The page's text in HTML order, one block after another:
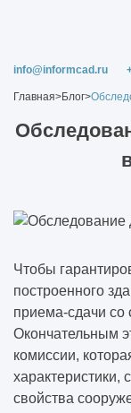
info@informcad.ru
Главная>Блог>
Чтобы
построенного
приема-сдачи со
Окончательным
комиссии,
характеристики,
свойства